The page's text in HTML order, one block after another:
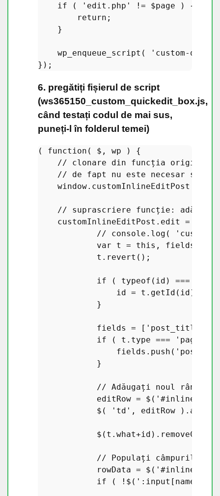
if ( 'edit.php' != $page ) {
return ;
    }
wp_enqueue_script (
'custom-
6. pregătiți fișierul de script
(ws365150_custom_quickedit_box.js,
când testați codul de mai sus,
puneți-l în folderul temei)
( function ( $, wp
) {
// clonare din funcția originală
// de fapt nu este necesar să
window. customInlineEditPost
// suprascriere funcție: adăugați
    customInlineEditPost.
edit =
// console.log(
var t = this , fields,
            t.
revert ();
if ( typeof (id) ===
                id = t.
getId (id);
            }
            fields = [
'post_title'
if ( t. type === 'page'
                fields.
push (
            }
// Adăugați noul rând de
            editRow = $(
'#inline-
            $(
'td' , editRow ). attr
            $(t.
what+id). removeClass
// Populați câmpurile în
            rowData = $(
'#inline_'
if ( !$(